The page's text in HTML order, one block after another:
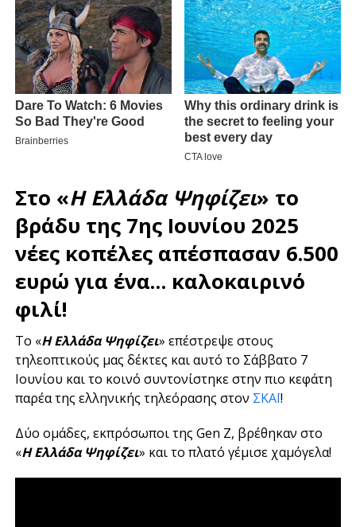
Στο «Η Ελλάδα Ψηφίζει» το
βράδυ της 7ης Ιουνίου 2025
νέες κοπέλες απέσπασαν 6.500
ευρώ για ένα… καλοκαιρινό
φιλί!
Το «Η Ελλάδα Ψηφίζει» επέστρεψε στους
τηλεοπτικούς μας δέκτες και αυτό το Σάββατο 7
Ιουνίου και το κοινό συντονίστηκε στην πιο κεφάτη
παρέα της ελληνικής τηλεόρασης στον ΣΚΑΪ!
Δύο ομάδες, εκπρόσωποι της Gen Z, βρέθηκαν στο
«Η Ελλάδα Ψηφίζει» και το πλατό γέμισε χαμόγελα!